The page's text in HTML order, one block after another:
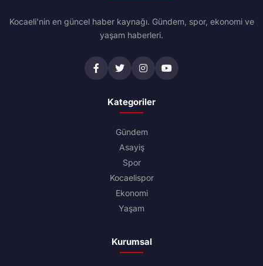
Kocaeli'nin en güncel haber kaynağı. Gündem, spor, ekonomi ve
yaşam haberleri.
Kategoriler
Gündem
Asayiş
Spor
Kocaelispor
Ekonomi
Yaşam
Kurumsal